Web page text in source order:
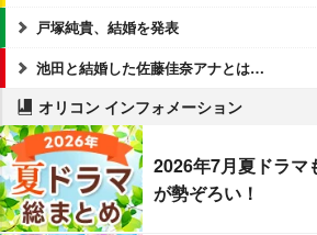
戸塚純貴、結婚を発表
池田と結婚した佐藤佳奈アナとは…
オリコン インフォメーション
2026年7月夏ドラマ
が勢ぞろい！